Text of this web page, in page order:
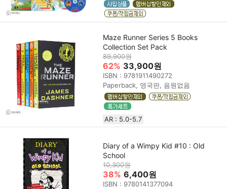
Maze Runner Series 5 Books
Collection Set Pack
89,900원
62% 33,900원
ISBN : 9781911490272
Paperback, 영국판, 음원없음
AR : 5.0-5.7
Diary of a Wimpy Kid #10 : Old
School
10,300원
38% 6,400원
ISBN : 9780141377094